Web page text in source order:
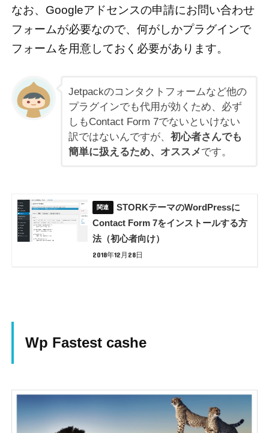
なお、Googleアドセンスの申請にお問い合わせ
フォームが必要なので、何がしかプラグインで
フォームを用意しておく必要があります。
Jetpackのコンタクトフォームなど他の
プラグインでも代用が効くため、必ず
しもContact Form 7でないといけない
訳ではないんですが、初心者さんでも
簡単に扱えるため、オススメです。
STORKテーマのWordPressに
Contact Form 7をインストールする方
法（初心者向け）
2018年12月28日
Wp Fastest cashe